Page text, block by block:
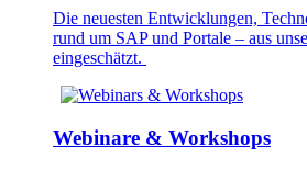
Die neuesten Entwick­lungen,
rund um SAP und Portale – aus
eingeschätzt.
Webinare & Workshops